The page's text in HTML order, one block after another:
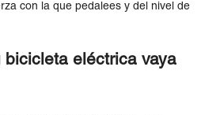
con la que pedalees y del nivel de
bicicleta eléctrica vaya